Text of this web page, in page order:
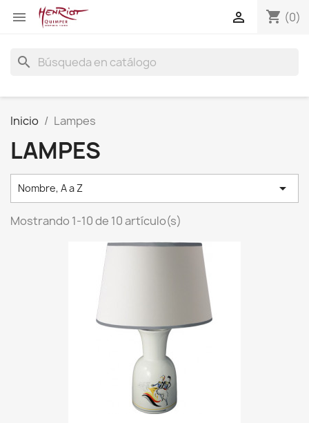
 shopping_cart (0)

search
Inicio Lampes
LAMPES
Nombre, A a Z 
Mostrando 1-10 de 10 artículo(s)